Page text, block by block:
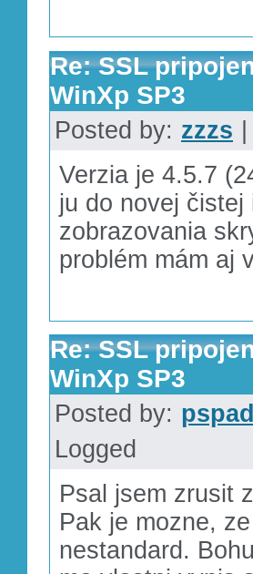
Re: SSL
WinXp SP3
Posted by: zzzs
Verzia je 4.5.7
ju do novej
zobrazovania
problém mám aj
Re: SSL
WinXp SP3
Posted by:
Logged
Psal jsem zrusit
Pak je mozne,
nestandard.